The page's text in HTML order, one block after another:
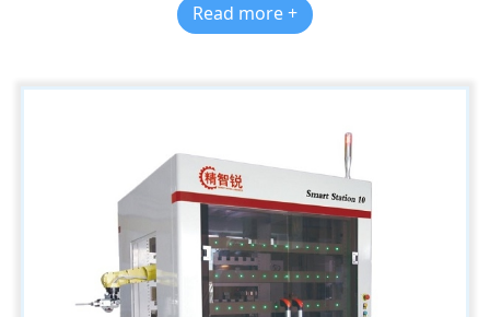
Read more +